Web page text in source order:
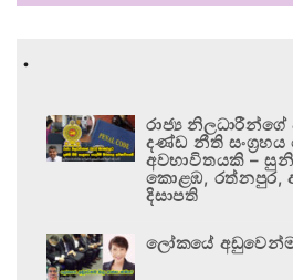
.
රාජ්‍ය
දණ්ඩ නීති
අවභාවිතයකි –
කොළඹ, රත්නපුර,
දිසාපති
ලෝකයේ අඩුවෙන්ම